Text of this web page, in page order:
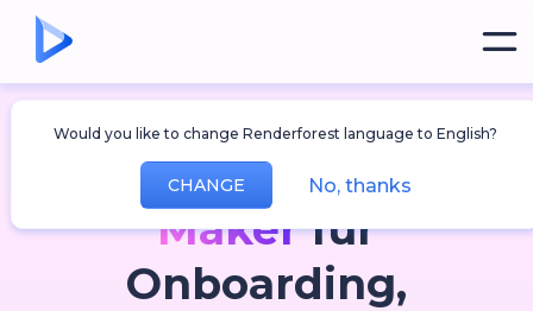
Would you like to change Renderforest language to English?
CHANGE No, thanks
tatsächlich ansehen
DerHR-Video-
Makerfür
Onboarding,